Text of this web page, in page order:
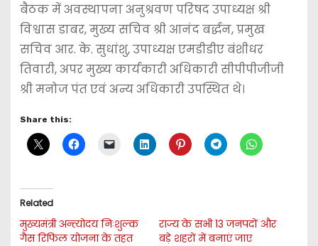
बैठक में अवस्थापना अनुश्रवण परिषद उपाध्यक्ष श्री
विश्वास डाबर, मुख्य सचिव श्री आनंद बर्द्धन, प्रमुख
सचिव आर. के. सुधांशु, उपाध्यक्ष एमडीडीए बंशीधर
तिवारी, अपर मुख्य कार्यकारी अधिकारी सीपीपीजीजी
श्री मनोज पंत एवं अन्य अधिकारी उपस्थित थे।
Share this:
Related
मुख्यमंत्री अन्त्योदय निःशुल्क
गैस रिफिल योजना के तहत
राज्य के सभी 13 जनपदों और
बड़े शहरों में बनाएं जाए